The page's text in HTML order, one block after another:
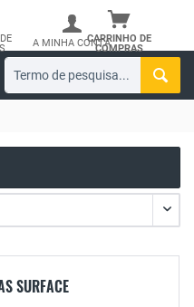
CARRINHO DE
COMPRAS
A MINHA CONTA
SURFACE